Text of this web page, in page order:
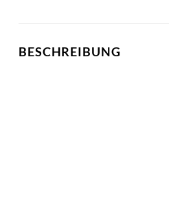
BESCHREIBUNG